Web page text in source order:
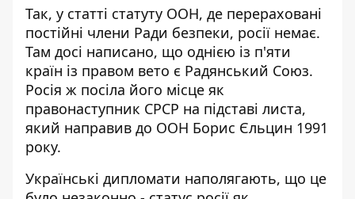
Так, у статті статуту ООН, де перераховані
постійні члени Ради безпеки, росії немає.
Там досі написано, що однією із п'яти
країн із правом вето є Радянський Союз.
Росія ж посіла його місце як
правонаступник СРСР на підставі листа,
який направив до ООН Борис Єльцин 1991
року.
Українські дипломати наполягають, що це